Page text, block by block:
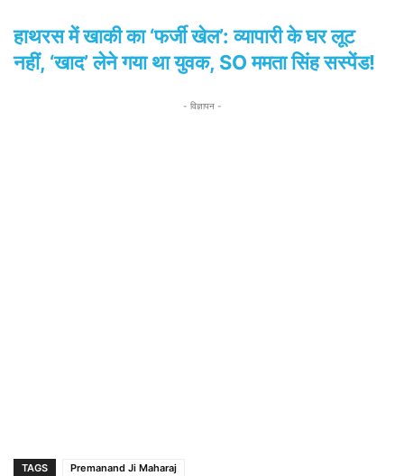
हाथरस में खाकी का ‘फर्जी खेल’: व्यापारी के घर लूट
नहीं, ‘खाद’ लेने गया था युवक, SO ममता सिंह सस्पेंड!
- विज्ञापन -
TAGS Premanand Ji Maharaj